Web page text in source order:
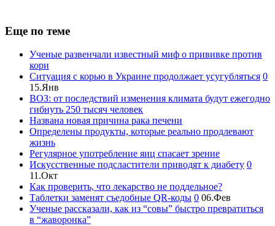
Еще по теме
Ученые развенчали известный миф о прививке против
кори
Ситуация с корью в Украине продолжает усугубляться 0
15.Янв
ВОЗ: от последствий изменения климата будут ежегодно
гибнуть 250 тысяч человек
Названа новая причина рака печени
Определены продукты, которые реально продлевают
жизнь
Регулярное употребление яиц спасает зрение
Искусственные подсластители приводят к диабету 0
11.Окт
Как проверить, что лекарство не поддельное?
Таблетки заменят съедобные QR-коды 0 06.Фев
Ученые рассказали, как из “совы” быстро превратиться
в “жаворонка”